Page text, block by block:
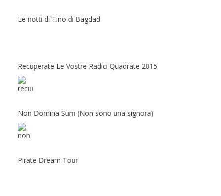
Le notti di Tino di Bagdad
Recuperate Le Vostre Radici Quadrate 2015
Non Domina Sum (Non sono una signora)
Pirate Dream Tour